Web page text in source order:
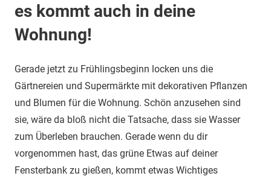
es kommt auch in deine
Wohnung!
Gerade jetzt zu Frühlingsbeginn locken uns die
Gärtnereien und Supermärkte mit dekorativen Pflanzen
und Blumen für die Wohnung. Schön anzusehen sind
sie, wäre da bloß nicht die Tatsache, dass sie Wasser
zum Überleben brauchen. Gerade wenn du dir
vorgenommen hast, das grüne Etwas auf deiner
Fensterbank zu gießen, kommt etwas Wichtiges